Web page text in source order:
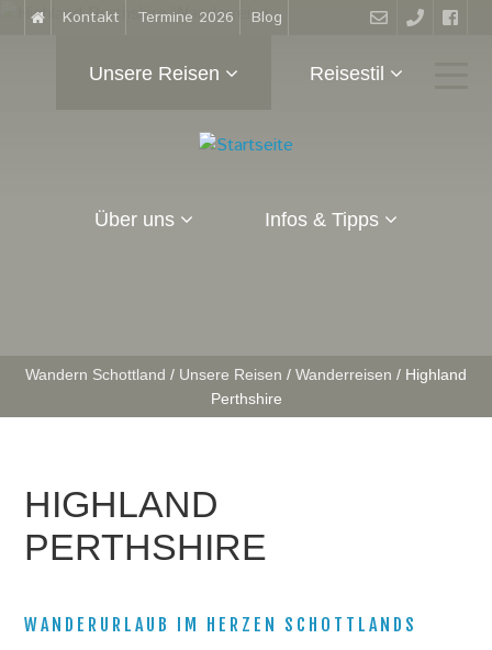
Kontakt Termine 2026 Blog
Unsere Reisen Reisestil
Über uns Infos & Tipps
S
s
i
d
Wandern Schottland / Unsere Reisen / Wanderreisen / Highland
Perthshire
HIGHLAND
PERTHSHIRE
WANDERURLAUB IM HERZEN SCHOTTLANDS